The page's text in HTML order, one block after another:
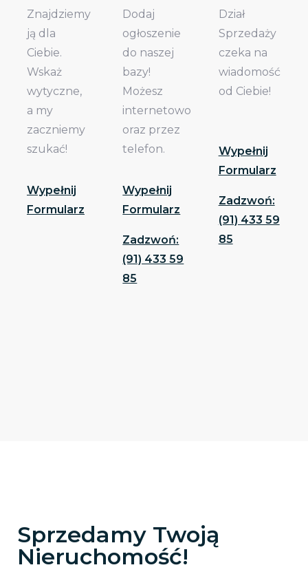
Znajdziemy
ją dla
Ciebie.
Wskaż
wytyczne,
a my
zaczniemy
szukać!
Wypełnij
Formularz
Dodaj
ogłoszenie
do naszej
bazy!
Możesz
internetowo
oraz przez
telefon.
Wypełnij
Formularz
Zadzwoń:
(91) 433 59
85
Dział
Sprzedaży
czeka na
wiadomość
od Ciebie!
Wypełnij
Formularz
Zadzwoń:
(91) 433 59
85
Sprzedamy Twoją
Nieruchomość!